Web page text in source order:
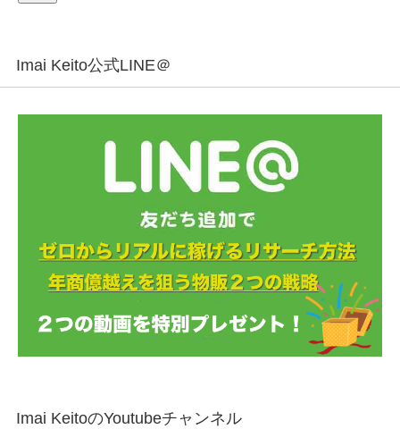
Imai Keito公式LINE＠
Imai KeitoのYoutubeチャンネル